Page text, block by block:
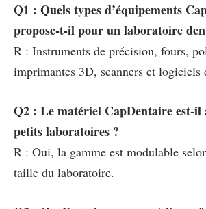
Q1 : Quels types d’équipements
propose-t-il pour un laboratoire
R : Instruments de précision, fours,
imprimantes 3D, scanners et logiciels
Q2 : Le matériel CapDentaire est-il
petits laboratoires ?
R : Oui, la gamme est modulable
taille du laboratoire.